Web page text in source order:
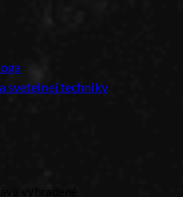
svetelnej techniky
vyhradené